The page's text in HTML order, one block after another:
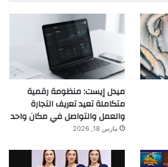
ميدل إيست: منظومة رقمية
متكاملة تعيد تعريف التجارة
والعمل والتواصل في مكان واحد
مارس 18, 2026